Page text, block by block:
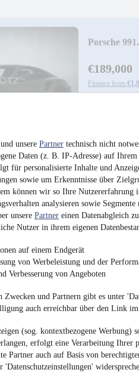
unsere Partner technisch nicht
Daten (z. B. IP-Adresse) auf
für personalisierte Inhalte und
sowie um Erkenntnisse über
können wir so Ihre Nutzererfahrung
analysieren sowie
unsere Partner einen Datenabgleich
Nutzer in ihrem eigenen
auf einem Endgerät
von Werbeleistung und der
Verbesserung von Angeboten
und Partnern gibt es unter
auch erreichbar über den Link im
(sog. kontextbezogene Werbung)
erfolgt eine Verarbeitung Ihrer
Partner auch auf Basis von
Porsche
€189,000
Finance from